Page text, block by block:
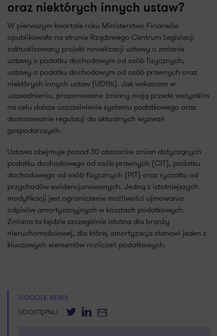
oraz niektórych innych ustaw?
W pierwszym kwartale roku Ministerstwo Finansów
opublikowało na stronie Rządowego Centrum Legislacji
zaktualizowany projekt nowelizacji ustawy o zmianie
ustawy o podatku dochodowym od osób fizycznych,
ustawy o podatku dochodowym od osób prawnych oraz
niektórych innych ustaw (UD116). Jak wskazano w
uzasadnieniu, proponowane zmiany mają przede wszystkim
na celu dalsze uszczelnienie systemu podatkowego oraz
dostosowanie regulacji do aktualnych wyzwań
gospodarczych.
Ustawa obejmuje ponad 30 obszarów zmian dotyczących
podatku dochodowego od osób prawnych (CIT), podatku
dochodowego od osób fizycznych (PIT) oraz ryczałtu od
przychodów ewidencjonowanych. Jedną z istotniejszych
modyfikacji jest ograniczenie możliwości ujmowania
odpisów amortyzacyjnych w kosztach podatkowych.
Zmiana ta będzie szczególnie istotna dla branży
nieruchomościowej, dla której amortyzacja stanowi jeden z
kluczowych elementów rozliczeń podatkowych.
GOOGLE NEWS
UDOSTĘPNIJ TwitterLinkedIn
E-mail